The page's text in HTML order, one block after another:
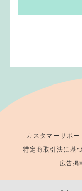
カスタマーサポー
特定商取引法に基
広告掲